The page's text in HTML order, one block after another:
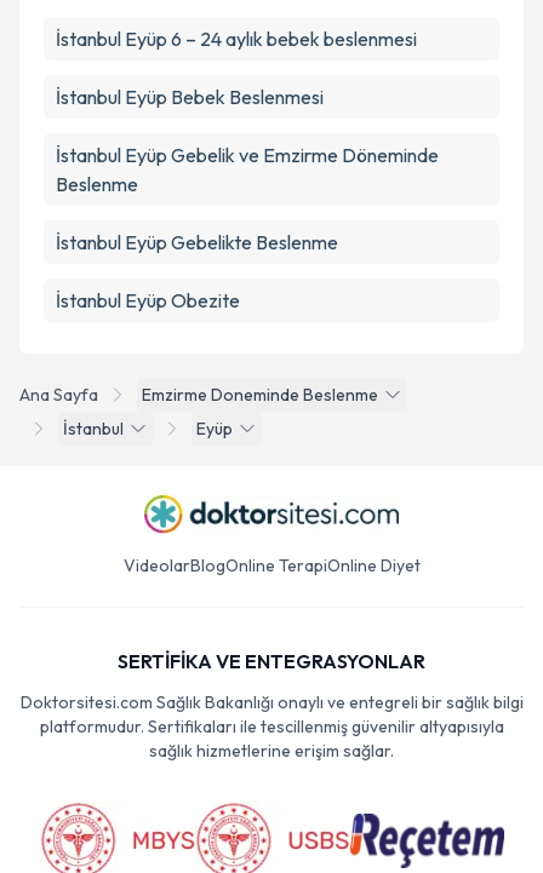
Ana Sayfa
Emzirme Doneminde Beslenme
İstanbul
Eyüp
İstanbul Eyüp 6 – 24 aylık bebek beslenmesi
İstanbul Eyüp Bebek Beslenmesi
İstanbul Eyüp Gebelik ve Emzirme Döneminde
Beslenme
İstanbul Eyüp Gebelikte Beslenme
İstanbul Eyüp Obezite
VideolarBlogOnline TerapiOnline Diyet
SERTİFİKA VE ENTEGRASYONLAR
Doktorsitesi.com Sağlık Bakanlığı onaylı ve entegreli bir sağlık bilgi
platformudur. Sertifikaları ile tescillenmiş güvenilir altyapısıyla
sağlık hizmetlerine erişim sağlar.